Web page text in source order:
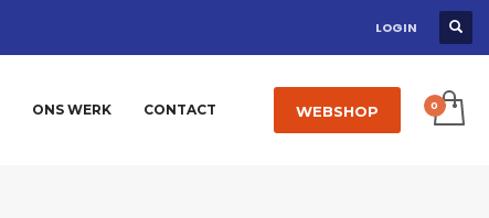
LOGIN
ONS WERK CONTACT WEBSHOP